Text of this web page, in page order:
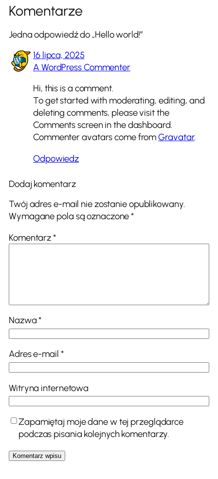
Komentarze
Jedna odpowiedź do „Hello world!”
16 lipca, 2025
A WordPress Commenter
Hi, this is a comment.
To get started with moderating, editing, and
deleting comments, please visit the
Comments screen in the dashboard.
Commenter avatars come fromGravatar.
Odpowiedz
Dodaj komentarz
Twój adres e-mail nie zostanie opublikowany.
Wymagane pola są oznaczone*
Komentarz*
Nazwa*
Adres e-mail *
Witryna internetowa
Zapamiętaj moje dane w tej przeglądarce
podczas pisania kolejnych komentarzy.